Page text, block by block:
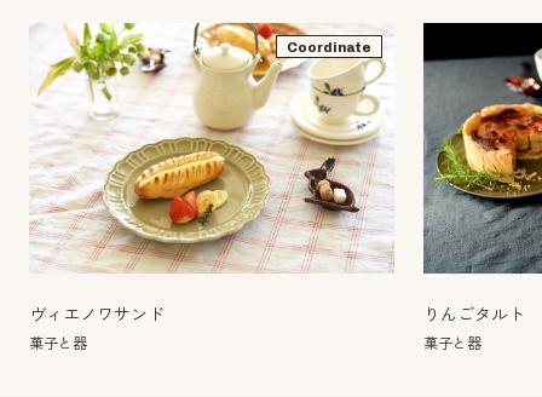
Coordinate
ヴィエノワサンド
菓子と器
りんごタルト
菓子と器